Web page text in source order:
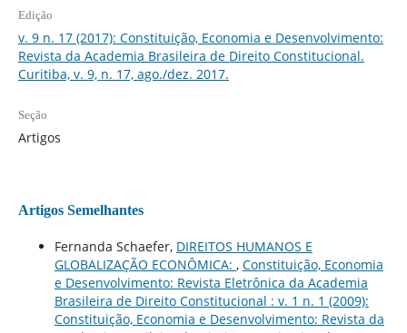
Edição
v. 9 n. 17 (2017): Constituição, Economia e Desenvolvimento:
Revista da Academia Brasileira de Direito Constitucional.
Curitiba, v. 9, n. 17, ago./dez. 2017.
Seção
Artigos
Artigos Semelhantes
Fernanda Schaefer, DIREITOS HUMANOS E
GLOBALIZAÇÃO ECONÔMICA: , Constituição, Economia
e Desenvolvimento: Revista Eletrônica da Academia
Brasileira de Direito Constitucional : v. 1 n. 1 (2009):
Constituição, Economia e Desenvolvimento: Revista da